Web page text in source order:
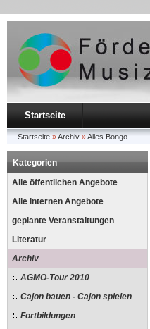
Startseite
Startseite »Archiv »Alles Bongo
Kategorien
Alle öffentlichen Angebote
Alle internen Angebote
geplante Veranstaltungen
Literatur
Archiv
AGMÖ-Tour 2010
Cajon bauen - Cajon spielen
Fortbildungen